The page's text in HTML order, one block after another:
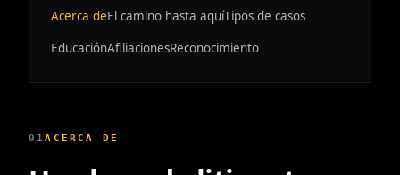
Acerca deEl camino hasta aquíTipos de casos
EducaciónAfiliacionesReconocimiento
01ACERCA DE